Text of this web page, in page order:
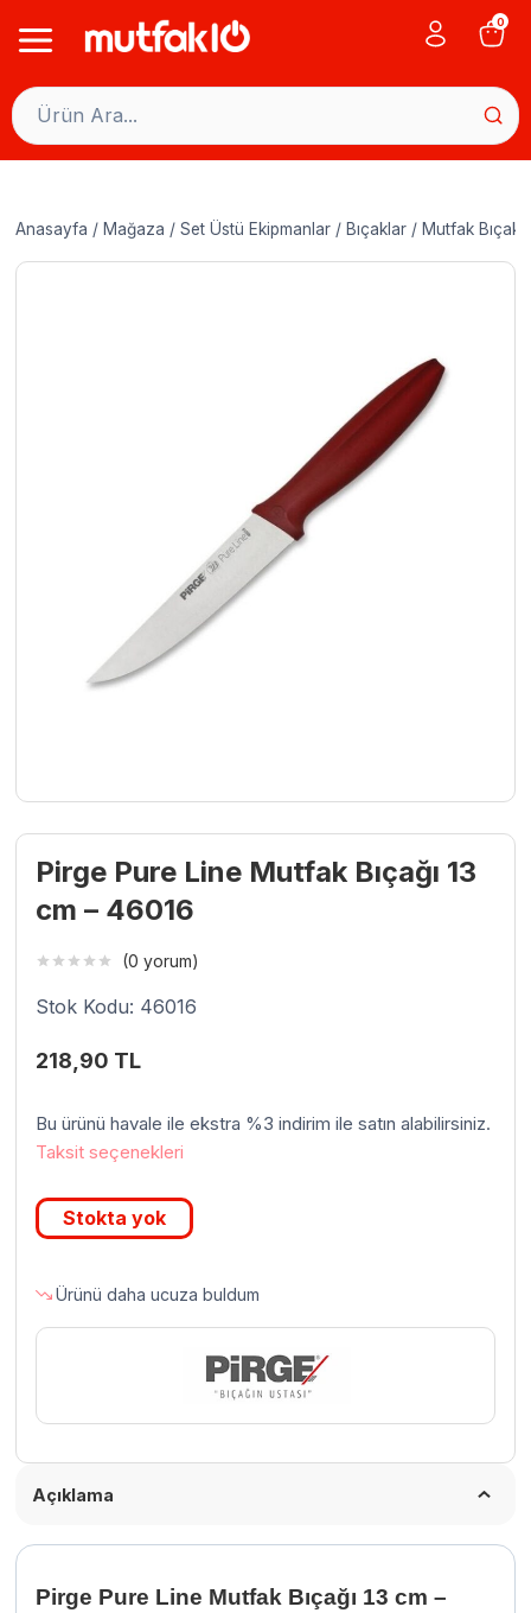
0
Anasayfa / Mağaza / Set Üstü Ekipmanlar / Bıçaklar / Mutfak
Pirge Pure Line Mutfak Bıçağı 13
cm – 46016
(0 yorum)
Stok Kodu: 46016
218,90 TL
Bu ürünü havale ile ekstra %3 indirim ile satın alabilirsiniz.
Taksit seçenekleri
Stokta yok
Ürünü daha ucuza buldum
Açıklama
Pirge Pure Line Mutfak Bıçağı 13 cm –